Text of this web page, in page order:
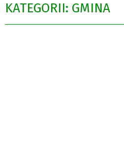
KATEGORII: GMINA